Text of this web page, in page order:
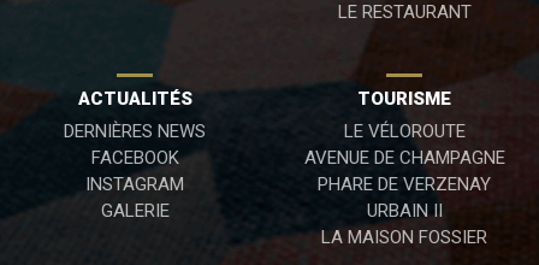
LE RESTAURANT
ACTUALITÉS
DERNIÈRES NEWS
FACEBOOK
INSTAGRAM
GALERIE
TOURISME
LE VÉLOROUTE
AVENUE DE CHAMPAGNE
PHARE DE VERZENAY
URBAIN II
LA MAISON FOSSIER